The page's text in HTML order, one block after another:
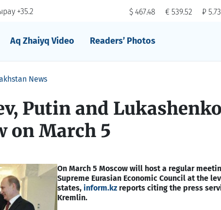
+35.2 $ 467.48 € 539.52 ₽ 5.73
Aq Zhaiyq Video Readers’ Photos
News
Putin and
on March 5
On March 5 Moscow will host a regular
Supreme Eurasian Economic Council at the
states, inform.kz reports citing the press
Kremlin.